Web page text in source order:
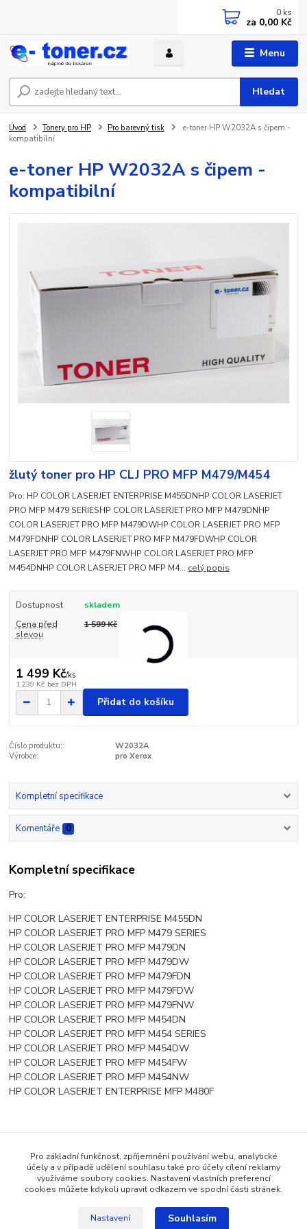
Menu
Hledat
0 ks
za 0,00 Kč
Úvod Tonery pro HP Pro barevný tisk
e-toner HP W2032A s čipem -
kompatibilní
e-toner HP W2032A s čipem -
kompatibilní
žlutý toner pro HP CLJ PRO MFP M479/M454
Pro: HP COLOR LASERJET ENTERPRISE M455DNHP COLOR LASERJET
PRO MFP M479 SERIESHP COLOR LASERJET PRO MFP M479DNHP
COLOR LASERJET PRO MFP M479DWHP COLOR LASERJET PRO MFP
M479FDNHP COLOR LASERJET PRO MFP M479FDWHP COLOR
LASERJET PRO MFP M479FNWHP COLOR LASERJET PRO MFP
M454DNHP COLOR LASERJET PRO MFP M4... celý popis
Dostupnost
skladem
Cena před
slevou
1 599 Kč
1 499 Kč/ks
1 239 Kč bez DPH
Přidat do košíku
Číslo produktu:
W2032A
Výrobce:
pro Xerox
Kompletní specifikace
Komentáře 0
Kompletní specifikace
Pro:
HP COLOR LASERJET ENTERPRISE M455DN
HP COLOR LASERJET PRO MFP M479 SERIES
HP COLOR LASERJET PRO MFP M479DN
HP COLOR LASERJET PRO MFP M479DW
HP COLOR LASERJET PRO MFP M479FDN
HP COLOR LASERJET PRO MFP M479FDW
HP COLOR LASERJET PRO MFP M479FNW
HP COLOR LASERJET PRO MFP M454DN
HP COLOR LASERJET PRO MFP M454 SERIES
HP COLOR LASERJET PRO MFP M454DW
HP COLOR LASERJET PRO MFP M454FW
HP COLOR LASERJET PRO MFP M454NW
HP COLOR LASERJET ENTERPRISE MFP M480F
Zboží zařazeno v kategoriích
Tonery pro HP
Pro základní funkčnost, zpříjemnění používání webu, analytické
účely a v případě udělení souhlasu také pro účely cílení reklamy
využíváme soubory cookies. Nastavení vlastních preferencí
cookies můžete kdykoli upravit odkazem ve spodní části stránek.
Nastavení Souhlasím